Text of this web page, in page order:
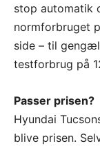
stop automatik
normforbruget
side – til
testforbrug på
Passer prisen?
Hyundai
blive prisen.